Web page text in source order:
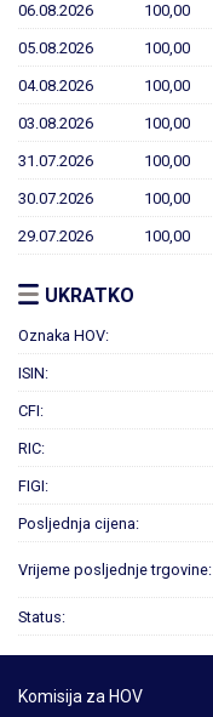
06.08.2026 100,00
05.08.2026 100,00
04.08.2026 100,00
03.08.2026 100,00
31.07.2026 100,00
30.07.2026 100,00
29.07.2026 100,00
UKRATKO
Oznaka HOV:
ISIN:
CFI:
RIC:
FIGI:
Posljednja cijena:
Vrijeme posljednje trgovine:
Status:
Komisija za HOV